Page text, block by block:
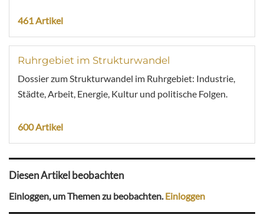
461 Artikel
Ruhrgebiet im Strukturwandel
Dossier zum Strukturwandel im Ruhrgebiet: Industrie,
Städte, Arbeit, Energie, Kultur und politische Folgen.
600 Artikel
Diesen Artikel beobachten
Einloggen, um Themen zu beobachten.Einloggen